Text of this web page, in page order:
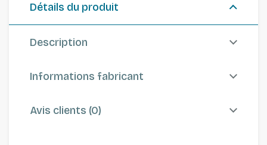
Détails du produit
Description
Informations fabricant
Avis clients (0)